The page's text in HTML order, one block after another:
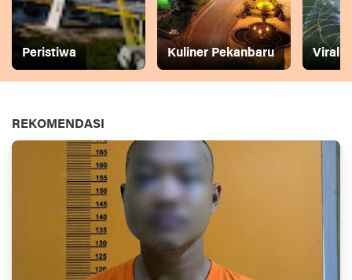
Peristiwa Kuliner Pekanbaru Viral
REKOMENDASI